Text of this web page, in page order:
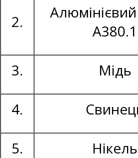
2.
А380.1
3. Мідь
4.
5. Нікель